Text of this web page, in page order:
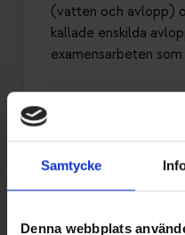
Samtycke
Denna webbplats
(vatten och avlopp)
kallade enskilda
examensarbeten